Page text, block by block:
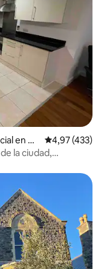
en Ca
Calificación
4,97 (433)
la ciudad,